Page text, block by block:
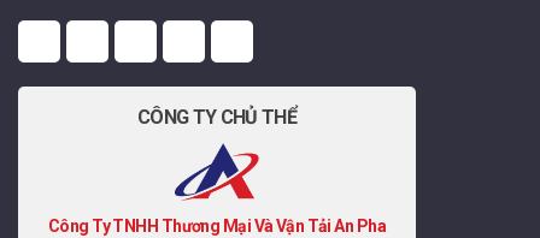
CÔNG TY CHỦ THỂ
Công Ty TNHH Thương Mại Và Vận Tải An Pha